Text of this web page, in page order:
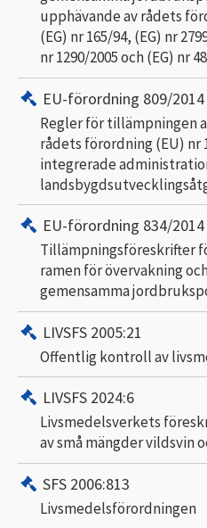
upphävande av rådets
(EG) nr 165/94, (EG) nr
nr 1290/2005 och (EG) nr
EU-förordning 809/2014
Regler för tillämpningen
rådets förordning (EU) nr
integrerade
EU-förordning 834/2014
Tillämpningsföreskrifter
ramen för övervakning
gemensamma
LIVSFS 2005:21
Offentlig kontroll av
LIVSFS 2024:6
Livsmedelsverkets
av små mängder vildsvin
SFS 2006:813
Livsmedelsförordningen